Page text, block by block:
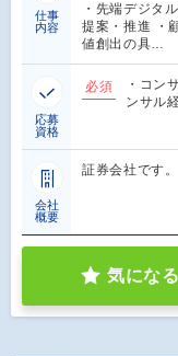
仕事
内容
・先端デジタ
提案・推進 ・
値創出の具…
応募
資格
必須
・コン
ンサル
会社
概要
証券会社です。
気になる